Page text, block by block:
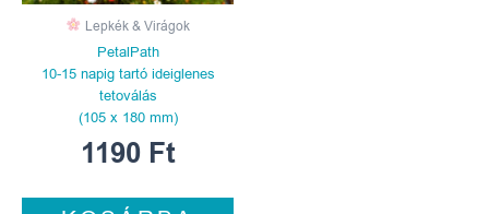
Lepkék & Virágok
PetalPath
10-15 napig tartó ideiglenes
tetoválás
(105 x 180 mm)
1190 Ft